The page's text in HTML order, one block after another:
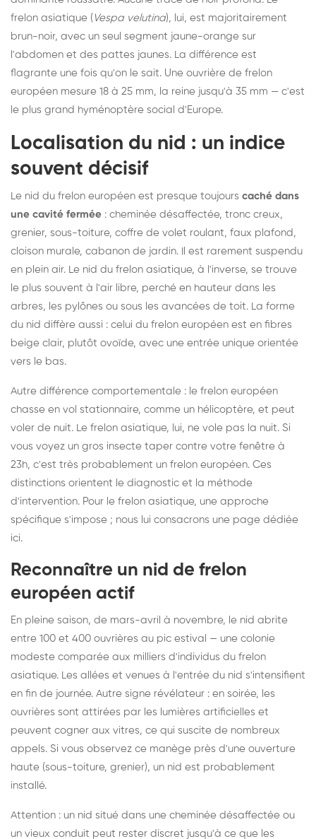
frelon asiatique ( Vespa velutina), lui, est majoritairement
brun-noir, avec un seul segment jaune-orange sur
l'abdomen et des pattes jaunes. La différence est
flagrante une fois qu'on le sait. Une ouvrière de frelon
européen mesure 18 à 25 mm, la reine jusqu'à 35 mm — c'est
le plus grand hyménoptère social d'Europe.
Localisation du nid : un indice
souvent décisif
Le nid du frelon européen est presque toujours caché dans
une cavité fermée : cheminée désaffectée, tronc creux,
grenier, sous-toiture, coffre de volet roulant, faux plafond,
cloison murale, cabanon de jardin. Il est rarement suspendu
en plein air. Le nid du frelon asiatique, à l'inverse, se trouve
le plus souvent à l'air libre, perché en hauteur dans les
arbres, les pylônes ou sous les avancées de toit. La forme
du nid diffère aussi : celui du frelon européen est en fibres
beige clair, plutôt ovoïde, avec une entrée unique orientée
vers le bas.
Autre différence comportementale : le frelon européen
chasse en vol stationnaire, comme un hélicoptère, et peut
voler de nuit. Le frelon asiatique, lui, ne vole pas la nuit. Si
vous voyez un gros insecte taper contre votre fenêtre à
23h, c'est très probablement un frelon européen. Ces
distinctions orientent le diagnostic et la méthode
d'intervention. Pour le frelon asiatique, une approche
spécifique s'impose ; nous lui consacrons une page dédiée
ici.
Reconnaître un nid de frelon
européen actif
En pleine saison, de mars-avril à novembre, le nid abrite
entre 100 et 400 ouvrières au pic estival — une colonie
modeste comparée aux milliers d'individus du frelon
asiatique. Les allées et venues à l'entrée du nid s'intensifient
en fin de journée. Autre signe révélateur : en soirée, les
ouvrières sont attirées par les lumières artificielles et
peuvent cogner aux vitres, ce qui suscite de nombreux
appels. Si vous observez ce manège près d'une ouverture
haute (sous-toiture, grenier), un nid est probablement
installé.
Attention : un nid situé dans une cheminée désaffectée ou
un vieux conduit peut rester discret jusqu'à ce que les